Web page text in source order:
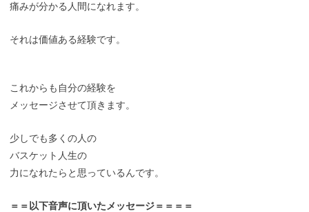
痛みが分かる人間になれます。
それは価値ある経験です。
これからも自分の経験を
メッセージさせて頂きます。
少しでも多くの人の
バスケット人生の
力になれたらと思っているんです。
＝＝以下音声に頂いたメッセージ＝＝＝＝